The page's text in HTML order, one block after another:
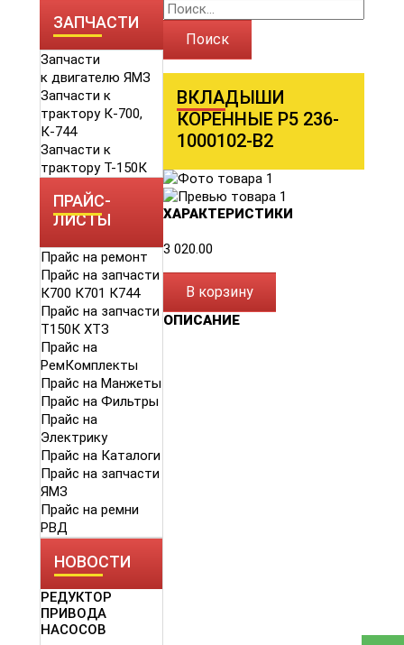
ЗАПЧАСТИ
Запчасти
к двигателю ЯМЗ
Запчасти к
трактору К-700,
К-744
Запчасти к
трактору Т-150К
ПРАЙС-
ЛИСТЫ
Прайс на ремонт
Прайс на запчасти
К700 К701 К744
Прайс на запчасти
Т150К ХТЗ
Прайс на
РемКомплекты
Прайс на Манжеты
Прайс на Фильтры
Прайс на
Электрику
Прайс на Каталоги
Прайс на запчасти
ЯМЗ
Прайс на ремни
РВД
НОВОСТИ
РЕДУКТОР
ПРИВОДА
НАСОСОВ
Поиск
ВКЛАДЫШИ
КОРЕННЫЕ Р5 236-
1000102-В2
ХАРАКТЕРИСТИКИ
3 020.00
В корзину
ОПИСАНИЕ